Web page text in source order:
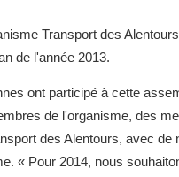
Transport des
de l'année 2013.
ont participé à cette
de l'organisme, des
des Alentours, avec
« Pour 2014, nous